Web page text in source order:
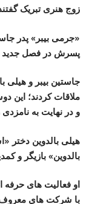
زوج هنری تبریک
«جرمی بیبر» پدر
پسرش در فصل جدید
جاستین بیبر و هیلی
ملاقات کردند؛ این
و در نهایت به
هیلی بالدوین دختر
بالدوین» بازیگر و
او فعالیت های حرفه
با شرکت های معروف